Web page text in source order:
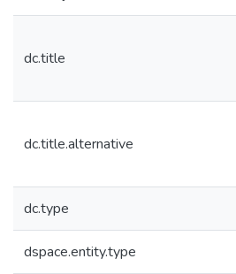
dc.title
dc.title.alternative
dc.type
dspace.entity.type